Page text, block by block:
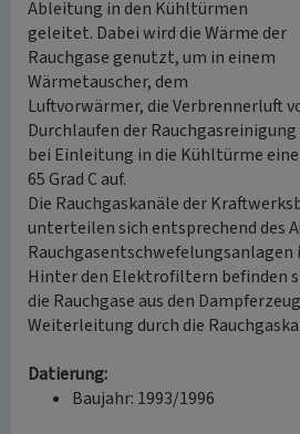
Ableitung in den Kühltürmen
geleitet. Dabei wird die Wärme der
Rauchgase genutzt, um in einem
Wärmetauscher, dem
Luftvorwärmer, die Verbrennerluft
Durchlaufen der
bei Einleitung in die Kühltürme
65 Grad C auf.
Die Rauchgaskanäle der
unterteilen sich entsprechend des
Rauchgasentschwefelungsanlagen
Hinter den Elektrofiltern befinden
die Rauchgase aus den
Weiterleitung durch die
Datierung:
Baujahr: 1993/1996